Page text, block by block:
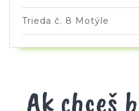
Trieda č. 8 Motýle
Ak chceš